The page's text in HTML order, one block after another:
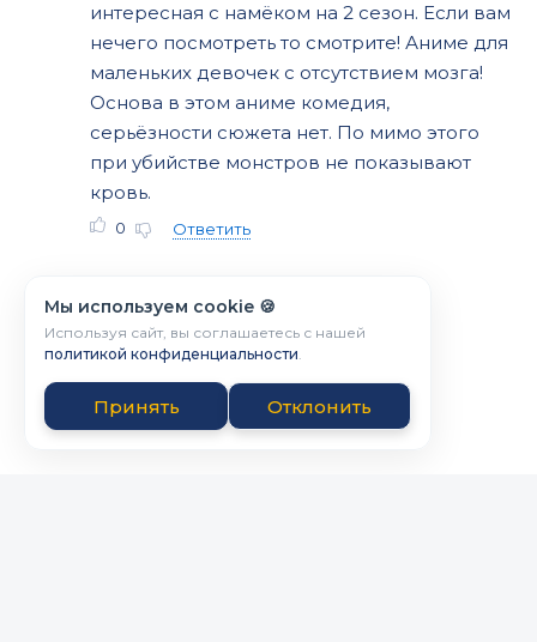
интересная с намёком на 2 сезон. Если вам
нечего посмотреть то смотрите! Аниме для
маленьких девочек с отсутствием мозга!
Основа в этом аниме комедия,
серьёзности сюжета нет. По мимо этого
при убийстве монстров не показывают
кровь.
0 Ответить
Мы используем cookie 🍪
Используя сайт, вы соглашаетесь с нашей
политикой конфиденциальности.
Принять Отклонить